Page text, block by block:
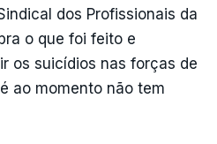
dos Profissionais da
o que foi feito e
os suicídios nas forças de
ao momento não tem